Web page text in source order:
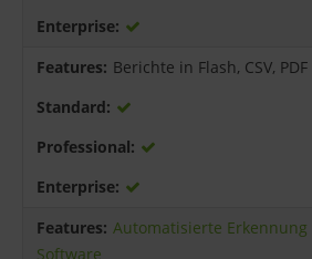
Berichte in Flash, CSV,
Automatisierte
Software